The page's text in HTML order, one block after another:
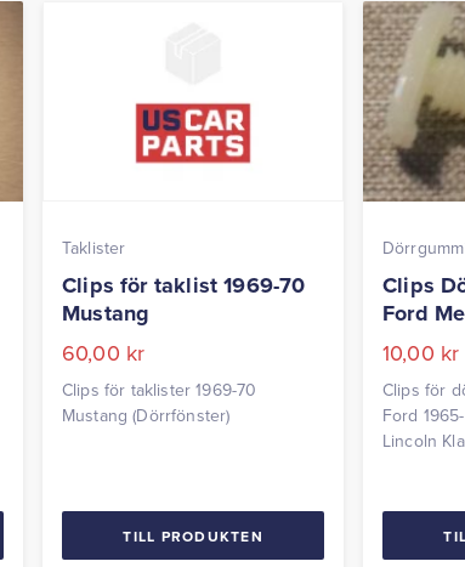
Taklister
Clips för taklist 1969-70
Mustang
60,00 kr
Clips för taklister 1969-70
Mustang (Dörrfönster)
TILL PRODUKTEN
Clips
Ford
10,00 kr
Clips för
Ford
Lincoln